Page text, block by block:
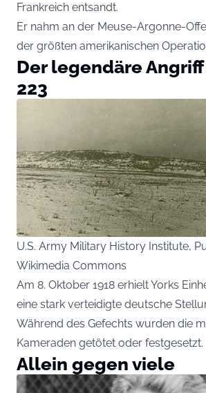
Frankreich entsandt.
Er nahm an der Meuse-Argonne-
der größten amerikanischen
Der legendäre
223
U.S. Army Military History Institute,
Wikimedia Commons
Am 8. Oktober 1918 erhielt Yorks
eine stark verteidigte deutsche
Während des Gefechts wurden die
Kameraden getötet oder festgesetzt.
Allein gegen viele